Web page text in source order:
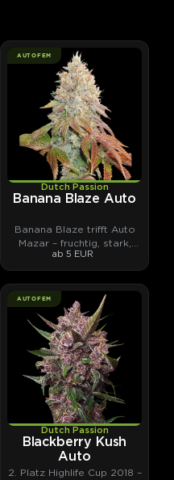
AUTOFEM
Dutch Passion
Banana Blaze Auto
Banana Blaze trifft Auto
Mazar – fruchtig, stark,
klebrig.
ab 5 EUR
AUTOFEM
Dutch Passion
Blackberry Kush
Auto
2. Platz Highlife Cup 2018 –